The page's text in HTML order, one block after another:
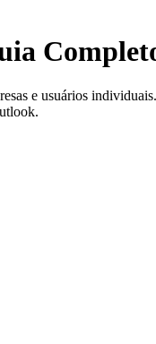
e usuários